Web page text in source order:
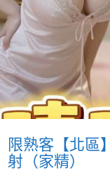
限熟客【北區
射（家精）